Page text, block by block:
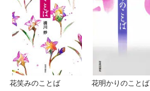
花笑みのことば
花明かりのことば